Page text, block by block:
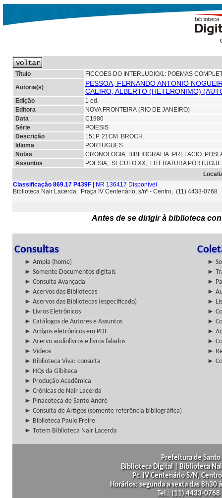
Título
FICCOES DO INTERLUDIO/1: POEMAS
Autoria(s)
PESSOA, FERNANDO ANTONIO
CAEIRO, ALBERTO (HETERONIMO)
Edição
1 ed.
Editora
NOVA FRONTEIRA (RIO DE JANEIRO)
Data
C1980
Série
POIESIS
Descrição
151P. 21CM. BROCH.
Idioma
PORTUGUES
Notas
CRONOLOGIA. BIBLIOGRAFIA. PREFACIO.
Assuntos
POESIA; SECULO XX; LITERATURA
Classificação 869.17 P439F | NR 136417 Disponível
Biblioteca Nair Lacerda, Praça IV Centenário, s/nº - Centro, (11) 4433-0768
Antes de se dirigir à biblioteca
Consultas
► Ampla (home)
►
► Somente Documentos digitais
►
► Consulta Avançada
►
► Acervos das Bibliotecas
►
► Acervos das Bibliotecas (especificado)
►
► Livros Eletrônicos
►
► Catálogos de Autores e Assuntos
►
► Artigos eletrônicos em PDF
►
► Acervo audiolivros e livros falados
►
► Vídeos
►
► Biblioteca Viva: consulta
►
► HQs da Gibiteca
► Produção Acadêmica
► Crônicas de Nair Lacerda
► Pinacoteca de Santo André
► Consulta de Artigos (somente referência bibliográfica)
► Biblioteca Paulo Freire
► Totem Biblioteca Nair Lacerda
Prefeitura de
Biblioteca Digital | Biblioteca
Pc. IV Centenário S/N,
Horários: segunda a sexta das
Tel.: (11) 4433-